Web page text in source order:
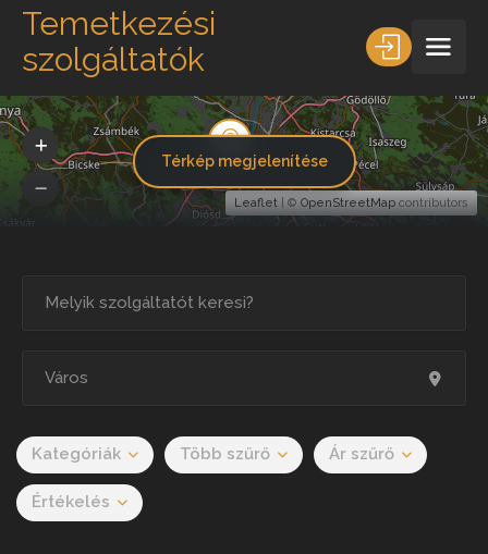
Temetkezési
szolgáltatók
Kategóriák Több szűrő Ár szűrő
Értékelés
Leaflet | © OpenStreetMapcontributors
Térkép megjelenítése